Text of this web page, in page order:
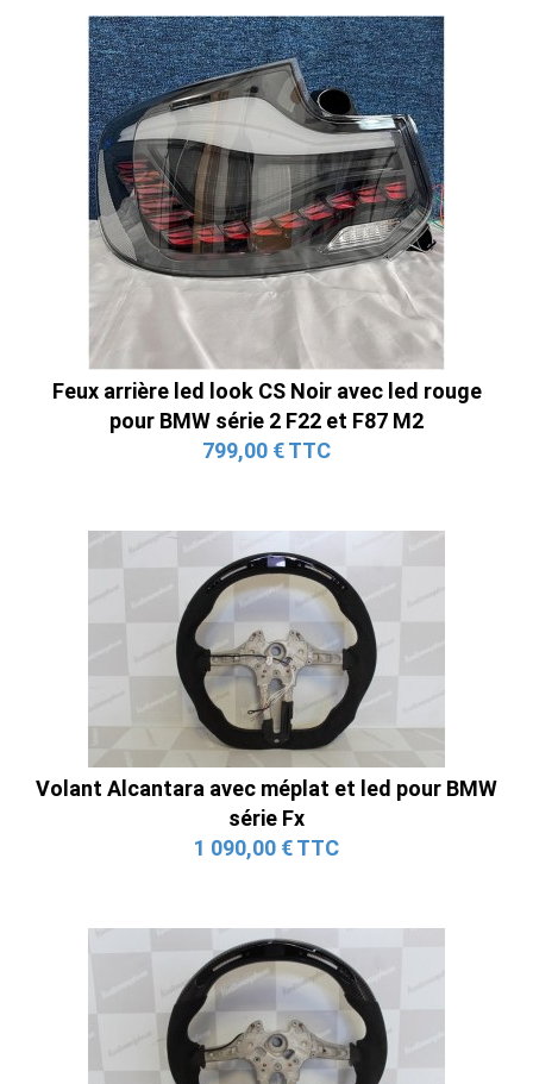
Feux arrière led look CS Noir avec led rouge
pour BMW série 2 F22 et F87 M2
799,00 € TTC
Volant Alcantara avec méplat et led pour BMW
série Fx
1 090,00 € TTC